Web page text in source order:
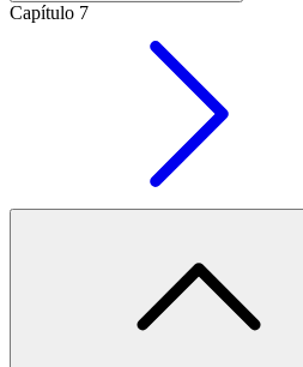
Capítulo 7